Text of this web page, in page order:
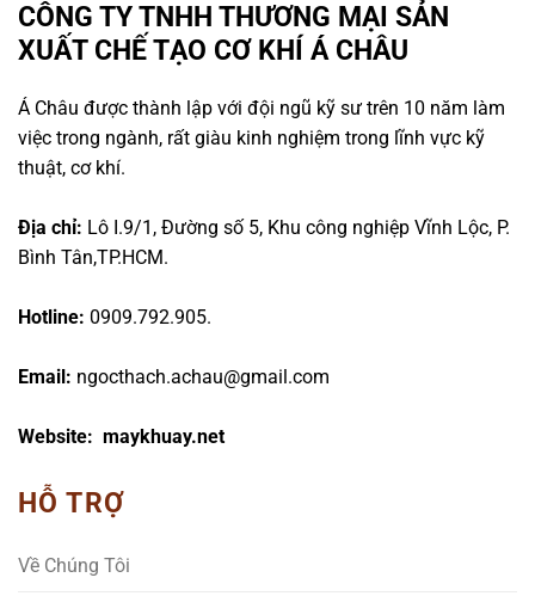
CÔNG TY TNHH THƯƠNG MẠI SẢN
XUẤT CHẾ TẠO CƠ KHÍ Á CHÂU
Á Châu được thành lập với đội ngũ kỹ sư trên 10 năm làm
việc trong ngành, rất giàu kinh nghiệm trong lĩnh vực kỹ
thuật, cơ khí.
Địa chỉ: Lô I.9/1, Đường số 5, Khu công nghiệp Vĩnh Lộc, P.
Bình Tân,TP.HCM.
Hotline: 0909.792.905.
Email: ngocthach.achau@gmail.com
Website: maykhuay.net
HỖ TRỢ
Về Chúng Tôi